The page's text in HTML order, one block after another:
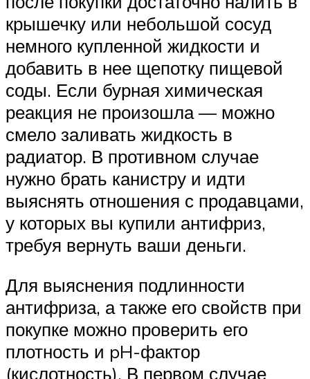
крышечку или небольшой сосуд
немного купленной жидкости и
добавить в нее щепотку пищевой
соды. Если бурная химическая
реакция не произошла — можно
смело заливать жидкость в
радиатор. В противном случае
нужно брать канистру и идти
выяснять отношения с продавцами,
у которых вы купили антифриз,
требуя вернуть ваши деньги.
Для выяснения подлинности
антифриза, а также его свойств при
покупке можно проверить его
плотность и pH-фактор
(кислотность). В первом случае